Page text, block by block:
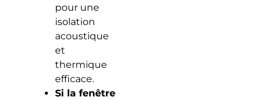
pour une
isolation
acoustique
et
thermique
efficace.
Si la fenêtre